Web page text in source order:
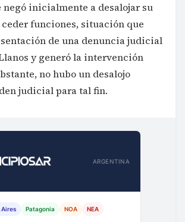
negó inicialmente a desalojar su
ceder funciones, situación que
de una denuncia judicial
y generó la intervención
no hubo un desalojo
judicial para tal fin.
ARGENTINA
Aires Patagonia NOA NEA